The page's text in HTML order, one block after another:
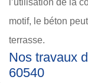
l’utilisation de la
motif, le béton
terrasse.
Nos travaux
60540